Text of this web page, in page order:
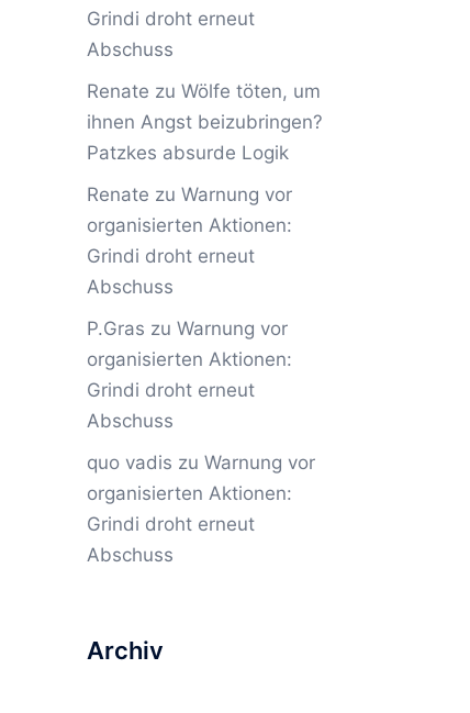
Grindi droht erneut
Abschuss
Renate zu Wölfe töten, um
ihnen Angst beizubringen?
Patzkes absurde Logik
Renate zu Warnung vor
organisierten Aktionen:
Grindi droht erneut
Abschuss
P.Gras zu Warnung vor
organisierten Aktionen:
Grindi droht erneut
Abschuss
quo vadis zu Warnung vor
organisierten Aktionen:
Grindi droht erneut
Abschuss
Archiv